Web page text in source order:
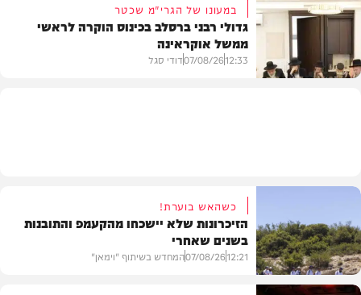
במעונו של הגרי"מ שכטר
גדולי רבני ברסלב בכינוס הוקרה לראשי
ממשל אוקראינה
12:33
07/08/26דודי סגל
כשהאש בוערת!
הזיכרונות שלא יישכחו מהקעמפ והתובנות
בשנים שאחרי
12:21
07/08/26המחדש בשיתוף "וימאן"